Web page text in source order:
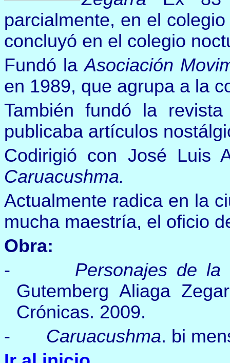
parcialmente, en el
concluyó en el colegio
Fundó laAsociación
en 1989, que agrupa a la
También fundó la
publicaba artículos
Codirigió con José Luis
Caruacushma.
Actualmente radica en la
mucha maestría, el oficio
Obra:
-
Personajes de la
Gutemberg Aliaga
Crónicas. 2009.
-
Caruacushma. bi